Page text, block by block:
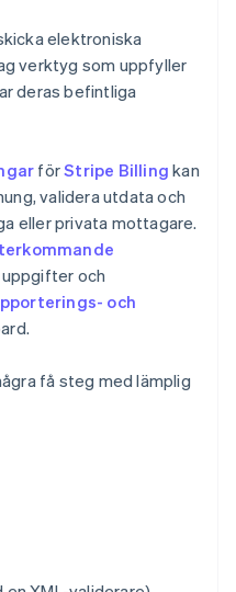
elektroniska
verktyg som uppfyller
deras befintliga
förStripe Billing kan
validera utdata och
eller privata mottagare.
uppgifter och
och
få steg med lämplig